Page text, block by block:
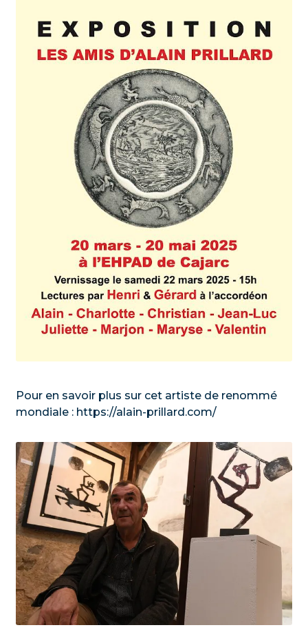
Pour en savoir plus sur cet artiste de renommé
mondiale : https://alain-prillard.com/